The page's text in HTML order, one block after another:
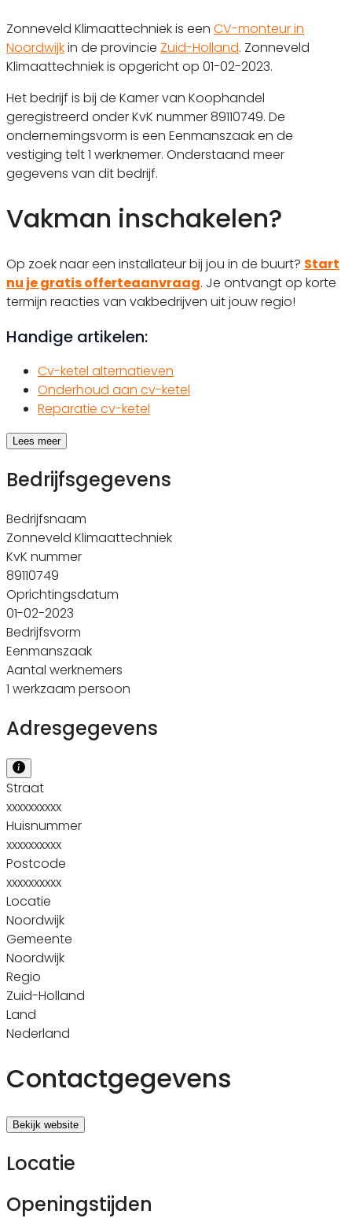
Zonneveld Klimaattechniek is een CV-monteur in
Noordwijkin de provincie Zuid-Holland. Zonneveld
Klimaattechniek is opgericht op 01-02-2023.
Het bedrijf is bij de Kamer van Koophandel
geregistreerd onder KvK nummer 89110749. De
ondernemingsvorm is een Eenmanszaak en de
vestiging telt 1 werknemer. Onderstaand meer
gegevens van dit bedrijf.
Vakman inschakelen?
Op zoek naar een installateur bij jou in de buurt? Start
nu je gratis offerteaanvraag. Je ontvangt op korte
termijn reacties van vakbedrijven uit jouw regio!
Handige artikelen:
Cv-ketel alternatieven
Onderhoud aan cv-ketel
Reparatie cv-ketel
Lees meer
Bedrijfsgegevens
Bedrijfsnaam
Zonneveld Klimaattechniek
KvK nummer
89110749
Oprichtingsdatum
01-02-2023
Bedrijfsvorm
Eenmanszaak
Aantal werknemers
1 werkzaam persoon
Adresgegevens
Straat
xxxxxxxxxx
Huisnummer
xxxxxxxxxx
Postcode
xxxxxxxxxx
Locatie
Noordwijk
Gemeente
Noordwijk
Regio
Zuid-Holland
Land
Nederland
Contactgegevens
Bekijk website
Locatie
Openingstijden